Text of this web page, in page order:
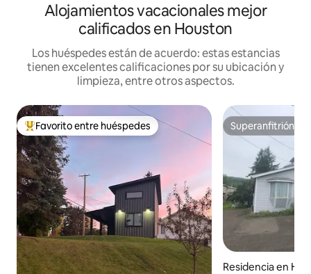
Alojamientos vacacionales mejor
calificados en Houston
Los huéspedes están de acuerdo: estas estancias
tienen excelentes calificaciones por su ubicación y
limpieza, entre otros aspectos.
De los mejores en Favorito entre huéspedes
Favorito entre huéspedes Superanfitrión
Superanfitrión
Residencia en